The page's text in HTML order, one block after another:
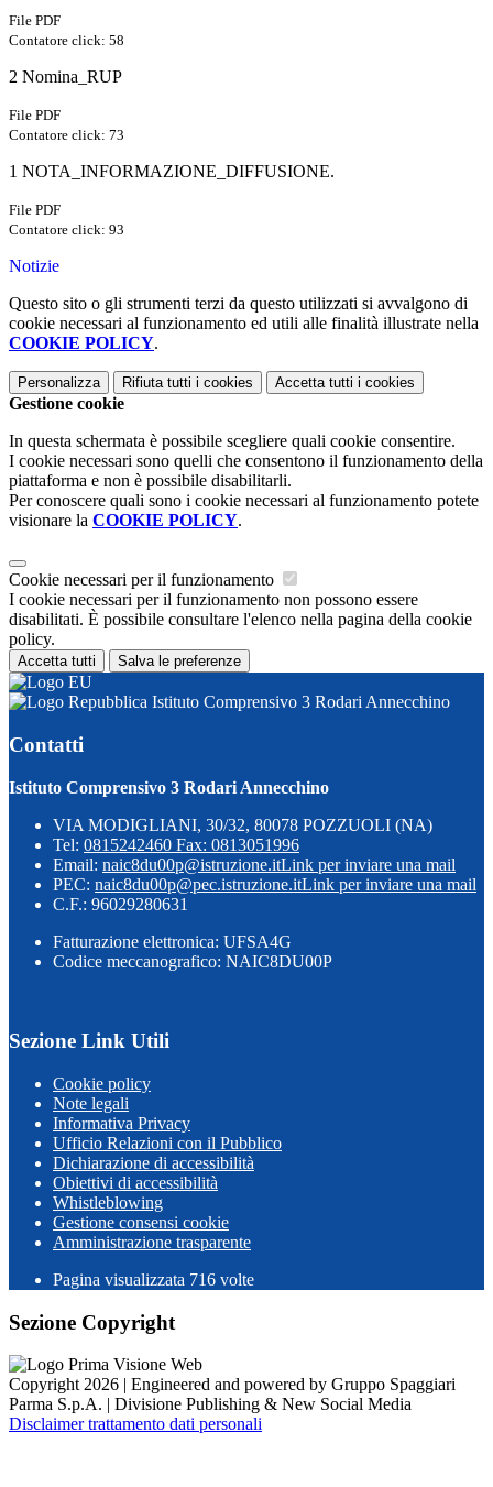
File PDF
Contatore click: 58
2 Nomina_RUP
File PDF
Contatore click: 73
1 NOTA_INFORMAZIONE_DIFFUSIONE.
File PDF
Contatore click: 93
Notizie
Questo sito o gli strumenti terzi da questo utilizzati si avvalgono di
cookie necessari al funzionamento ed utili alle finalità illustrate nella
COOKIE POLICY.
Personalizza Rifiuta tutti i cookies Accetta tutti i cookies
Gestione cookie
In questa schermata è possibile scegliere quali cookie consentire.
I cookie necessari sono quelli che consentono il funzionamento della
piattaforma e non è possibile disabilitarli.
Per conoscere quali sono i cookie necessari al funzionamento potete
visionare la COOKIE POLICY.
Cookie necessari per il funzionamento
I cookie necessari per il funzionamento non possono essere
disabilitati. È possibile consultare l'elenco nella pagina della cookie
policy.
Accetta tutti Salva le preferenze
Istituto Comprensivo 3 Rodari Annecchino
Contatti
Istituto Comprensivo 3 Rodari Annecchino
VIA MODIGLIANI, 30/32, 80078 POZZUOLI (NA)
Tel: 0815242460 Fax: 0813051996
Email: naic8du00p@istruzione.itLink per inviare una mail
PEC: naic8du00p@pec.istruzione.itLink per inviare una mail
C.F.: 96029280631
Fatturazione elettronica: UFSA4G
Codice meccanografico: NAIC8DU00P
Sezione Link Utili
Cookie policy
Note legali
Informativa Privacy
Ufficio Relazioni con il Pubblico
Dichiarazione di accessibilità
Obiettivi di accessibilità
Whistleblowing
Gestione consensi cookie
Amministrazione trasparente
Pagina visualizzata 716 volte
Sezione Copyright
Copyright 2026 | Engineered and powered by Gruppo Spaggiari
Parma S.p.A. | Divisione Publishing & New Social Media
Disclaimer trattamento dati personali